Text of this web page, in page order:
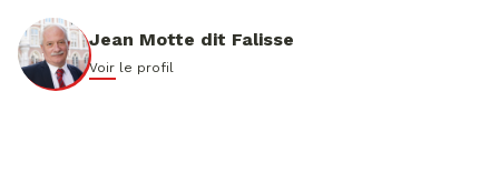
Jean Motte dit Falisse
Voir le profil